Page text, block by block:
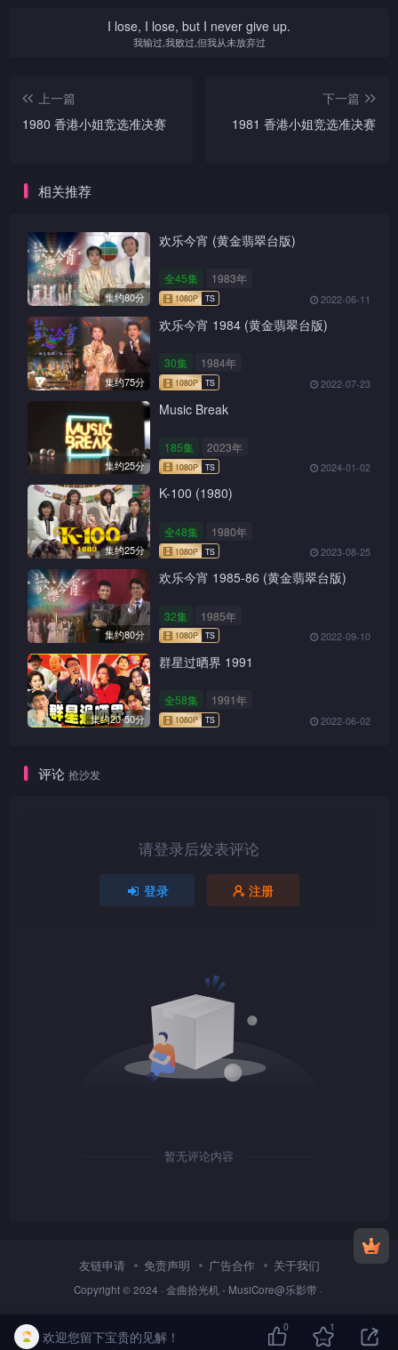
I lose, I lose, but I never give up.
我输过,我败过,但我从未放弃过
上一篇
1980 香港小姐竞选准决赛
下一篇
1981 香港小姐竞选准决赛
相关推荐
集约80分
欢乐今宵 (黄金翡翠台版)
全45集 1983年
2022-06-11
集约75分
欢乐今宵 1984 (黄金翡翠台版)
30集 1984年
2022-07-23
集约25分
Music Break
185集 2023年
2024-01-02
集约25分
K-100 (1980)
全48集 1980年
1080P
2023-08-25
集约80分
欢乐今宵 1985-86 (黄金翡翠台版)
32集 1985年
1080P
2022-09-10
集约20-50分
群星过晒界 1991
全58集 1991年
1080P
2022-06-02
评论 抢沙发
请登录后发表评论
登录 注册
暂无评论内容
友链申请 免责声明 广告合作 关于我们
Copyright © 2024 · 金曲拾光机 - MusiCore@乐影带 ·
欢迎您留下宝贵的见解！
0 1